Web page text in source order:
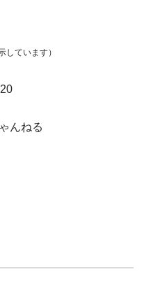
しています）
んねる